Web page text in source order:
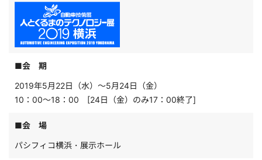
■会 期
2019年5月22日（水）～5月24日（金）
10：00～18：00 [24日（金）のみ17：00終了]
■会 場
パシフィコ横浜・展示ホール